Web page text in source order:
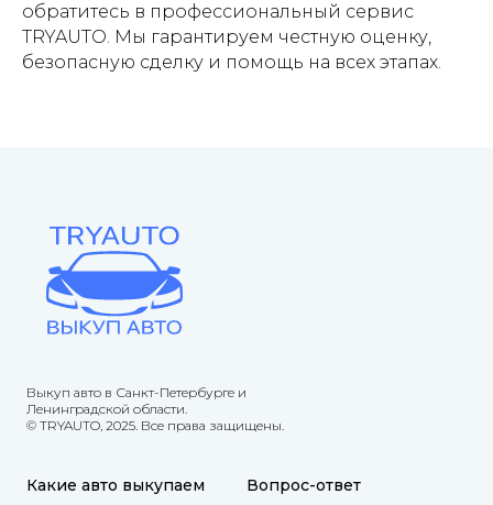
обратитесь в профессиональный сервис
TRYAUTO. Мы гарантируем честную оценку,
безопасную сделку и помощь на всех этапах.
Выкуп авто в Санкт-Петербурге и
Ленинградской области.
© TRYAUTO, 2025. Все права защищены.
Какие авто выкупаем
Вопрос-ответ